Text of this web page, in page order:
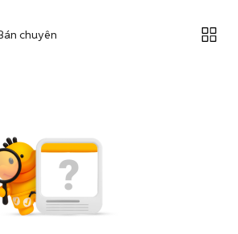
chuyên